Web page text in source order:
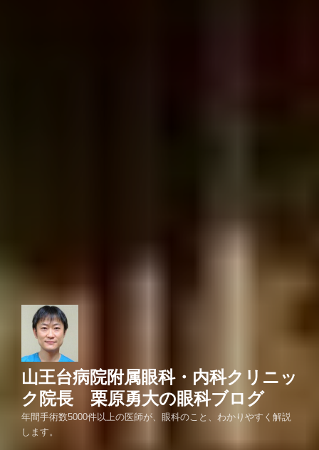
山王台病院附属眼科・内科クリニッ
ク院長 栗原勇大の眼科ブログ
年間手術数5000件以上の医師が、眼科のこと、わかりやすく解説
します。